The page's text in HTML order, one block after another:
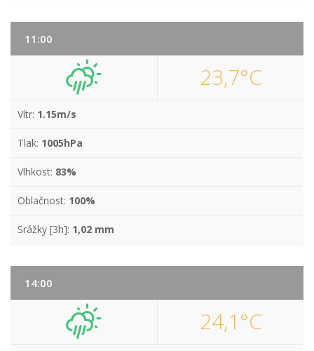
11:00
23,7°C
Vítr: 1.15m/s
Tlak: 1005hPa
Vlhkost: 83%
Oblačnost: 100%
Srážky [3h]: 1,02 mm
14:00
24,1°C